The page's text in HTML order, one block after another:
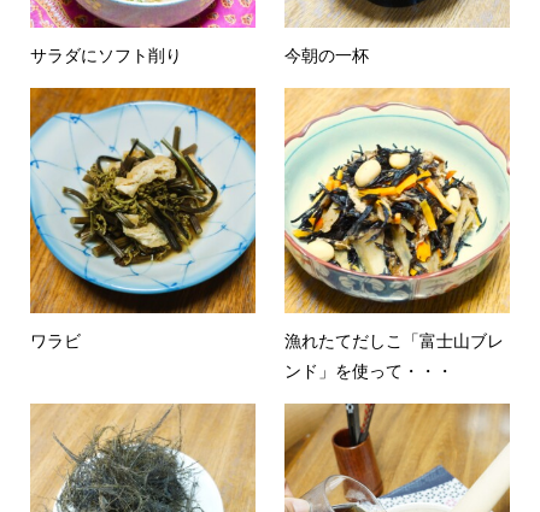
サラダにソフト削り 今朝の一杯
ワラビ
漁れたてだしこ「富士山ブレ
ンド」を使って・・・